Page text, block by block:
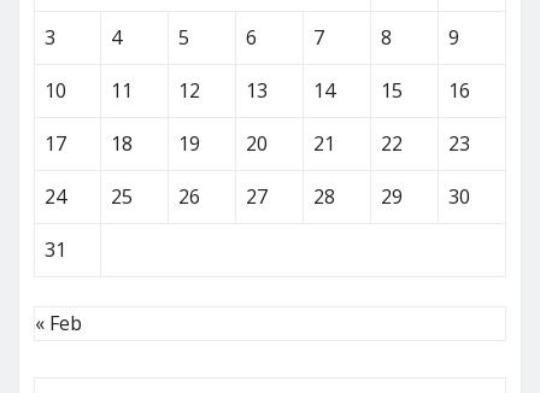
3
4 5 6 7 8
9
10
11 12 13 14 15
16
17
18 19 20 21 22
23
24
25 26 27 28 29
30
31
« Feb